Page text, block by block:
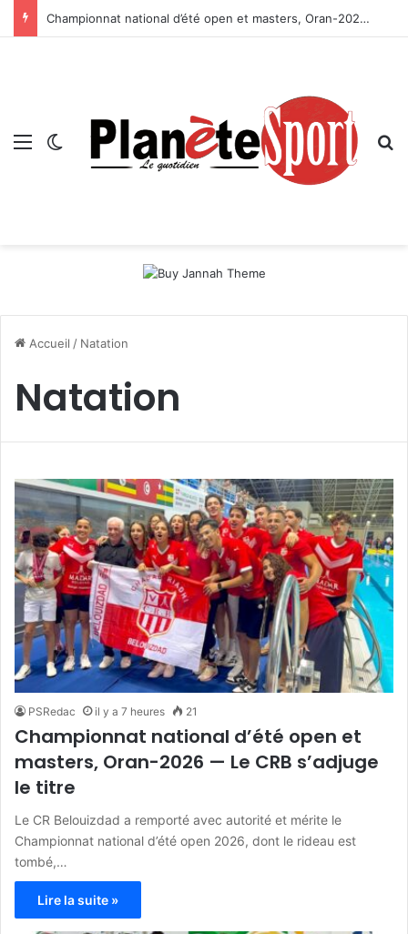
Championnat national d’été open et masters, Oran-2026 — Le CRB s’adjuge le titre
Menu Switch skin
Accueil / Natation
Natation
PSRedac il y a 7 heures 21
Championnat national d’été open et
masters, Oran-2026 — Le CRB s’adjuge
le titre
Le CR Belouizdad a remporté avec autorité et mérite le
Championnat national d’été open 2026, dont le rideau est
tombé,…
Lire la suite »